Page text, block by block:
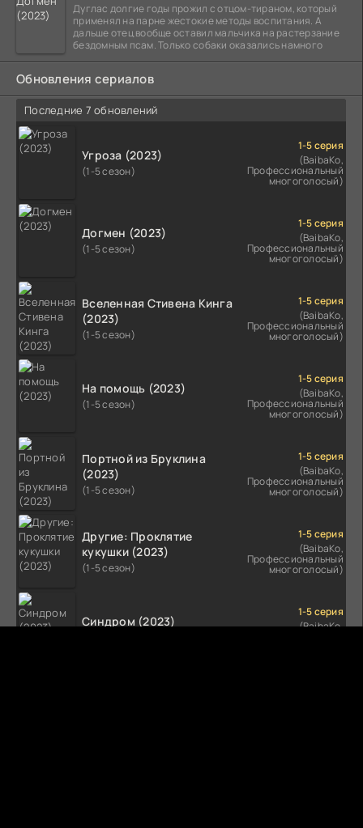
Дуглас долгие годы прожил с отцом-тираном, который
применял на парне жестокие методы воспитания. А
дальше отец вообще оставил мальчика на растерзание
бездомным псам. Только собаки оказались намного
Обновления сериалов
Последние 7 обновлений
Угроза (2023)
(1-5 сезон)
1-5 серия
(BaibaKo,
Профессиональный
многоголосый)
Догмен (2023)
(1-5 сезон)
1-5 серия
(BaibaKo,
Профессиональный
многоголосый)
Вселенная Стивена Кинга
(2023)
(1-5 сезон)
1-5 серия
(BaibaKo,
Профессиональный
многоголосый)
На помощь (2023)
(1-5 сезон)
1-5 серия
(BaibaKo,
Профессиональный
многоголосый)
Портной из Бруклина
(2023)
(1-5 сезон)
1-5 серия
(BaibaKo,
Профессиональный
многоголосый)
Другие: Проклятие
кукушки (2023)
(1-5 сезон)
1-5 серия
(BaibaKo,
Профессиональный
многоголосый)
Синдром (2023)
1-5 серия
(BaibaKo,